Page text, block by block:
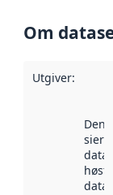
Om
Utgiver:
sier